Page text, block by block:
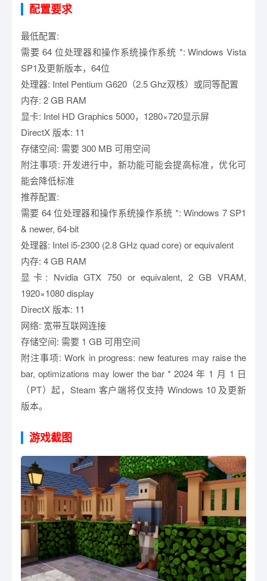
配置要求
最低配置:
需要 64 位处理器和操作系统操作系统 *: Windows Vista
SP1及更新版本，64位
处理器: Intel Pentium G620（2.5 Ghz双核）或同等配置
内存: 2 GB RAM
显卡: Intel HD Graphics 5000，1280×720显示屏
DirectX 版本: 11
存储空间: 需要 300 MB 可用空间
附注事项: 开发进行中，新功能可能会提高标准，优化可
能会降低标准
推荐配置:
需要 64 位处理器和操作系统操作系统 *: Windows 7 SP1
& newer, 64-bit
处理器: Intel i5-2300 (2.8 GHz quad core) or equivalent
内存: 4 GB RAM
显卡: Nvidia GTX 750 or equivalent, 2 GB VRAM,
1920×1080 display
DirectX 版本: 11
网络: 宽带互联网连接
存储空间: 需要 1 GB 可用空间
附注事项: Work in progress: new features may raise the
bar, optimizations may lower the bar * 2024 年 1 月 1 日
（PT）起，Steam 客户端将仅支持 Windows 10 及更新
版本。
游戏截图